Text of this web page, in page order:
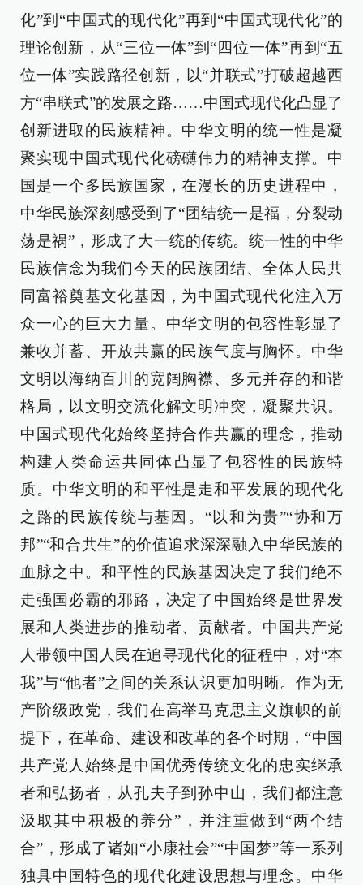
化”到“中国式的现代化”再到“中国式现代化”的
理论创新，从“三位一体”到“四位一体”再到“五
位一体”实践路径创新，以“并联式”打破超越西
方“串联式”的发展之路……中国式现代化凸显了
创新进取的民族精神。中华文明的统一性是凝
聚实现中国式现代化磅礴伟力的精神支撑。中
国是一个多民族国家，在漫长的历史进程中，
中华民族深刻感受到了“团结统一是福，分裂动
荡是祸”，形成了大一统的传统。统一性的中华
民族信念为我们今天的民族团结、全体人民共
同富裕奠基文化基因，为中国式现代化注入万
众一心的巨大力量。中华文明的包容性彰显了
兼收并蓄、开放共赢的民族气度与胸怀。中华
文明以海纳百川的宽阔胸襟、多元并存的和谐
格局，以文明交流化解文明冲突，凝聚共识。
中国式现代化始终坚持合作共赢的理念，推动
构建人类命运共同体凸显了包容性的民族特
质。中华文明的和平性是走和平发展的现代化
之路的民族传统与基因。“以和为贵”“协和万
邦”“和合共生”的价值追求深深融入中华民族的
血脉之中。和平性的民族基因决定了我们绝不
走强国必霸的邪路，决定了中国始终是世界发
展和人类进步的推动者、贡献者。中国共产党
人带领中国人民在追寻现代化的征程中，对“本
我”与“他者”之间的关系认识更加明晰。作为无
产阶级政党，我们在高举马克思主义旗帜的前
提下，在革命、建设和改革的各个时期，“中国
共产党人始终是中国优秀传统文化的忠实继承
者和弘扬者，从孔夫子到孙中山，我们都注意
汲取其中积极的养分”，并注重做到“两个结
合”，形成了诸如“小康社会”“中国梦”等一系列
独具中国特色的现代化建设思想与理念。中华